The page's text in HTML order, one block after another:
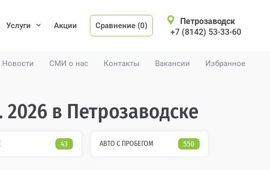
Новости СМИ о нас Контакты Вакансии Избранное
Услуги Акции Сравнение (0)
Петрозаводск
+7 (8142) 53-33-60
в Петрозаводске
43 АВТО С ПРОБЕГОМ 550